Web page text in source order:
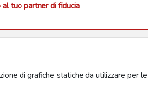
al tuo partner di fiducia
di grafiche statiche da utilizzare per